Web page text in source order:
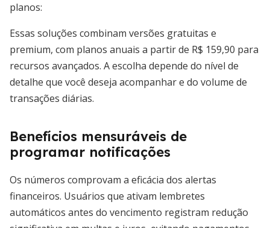
planos:
Essas soluções combinam versões gratuitas e
premium, com planos anuais a partir de R$ 159,90 para
recursos avançados. A escolha depende do nível de
detalhe que você deseja acompanhar e do volume de
transações diárias.
Benefícios mensuráveis de
programar notificações
Os números comprovam a eficácia dos alertas
financeiros. Usuários que ativam lembretes
automáticos antes do vencimento registram redução